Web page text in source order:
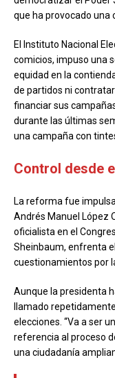
que ha provocado una
El Instituto Nacional
comicios, impuso una
equidad en la
de partidos ni
financiar sus
durante las últimas
una campaña con
Control desde
La reforma fue
Andrés Manuel López
oficialista en el
Sheinbaum, enfrenta
cuestionamientos por
Aunque la presidenta
llamado
elecciones. “Va a ser
referencia al proceso
una ciudadanía